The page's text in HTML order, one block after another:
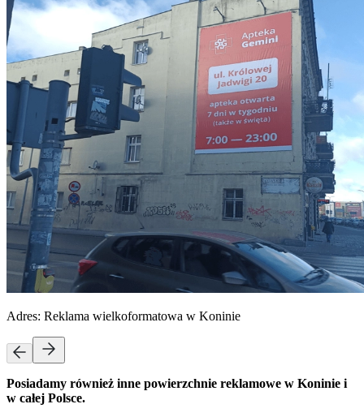
Adres: Reklama wielkoformatowa w Koninie
Posiadamy również inne powierzchnie reklamowe w Koninie i
w całej Polsce.